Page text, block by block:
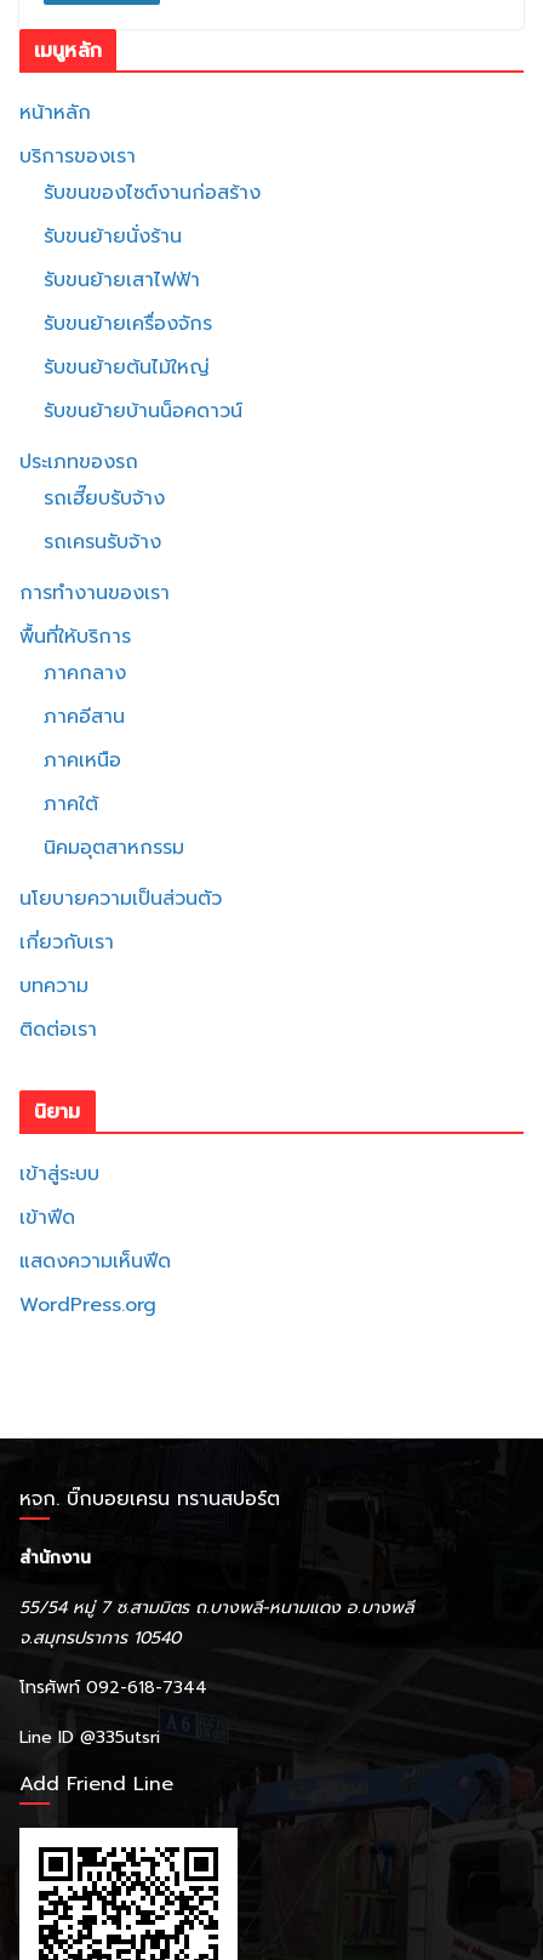
เมนูหลัก
หน้าหลัก
บริการของเรา
รับขนของไซต์งานก่อสร้าง
รับขนย้ายนั่งร้าน
รับขนย้ายเสาไฟฟ้า
รับขนย้ายเครื่องจักร
รับขนย้ายต้นไม้ใหญ่
รับขนย้ายบ้านน็อคดาวน์
ประเภทของรถ
รถเฮี๊ยบรับจ้าง
รถเครนรับจ้าง
การทำงานของเรา
พื้นที่ให้บริการ
ภาคกลาง
ภาคอีสาน
ภาคเหนือ
ภาคใต้
นิคมอุตสาหกรรม
นโยบายความเป็นส่วนตัว
เกี่ยวกับเรา
บทความ
ติดต่อเรา
นิยาม
เข้าสู่ระบบ
เข้าฟีด
แสดงความเห็นฟีด
WordPress.org
หจก. บิ๊กบอยเครน ทรานสปอร์ต
สำนักงาน
55/54 หมู่ 7 ซ.สามมิตร ถ.บางพลี-หนามแดง อ.บางพลี
จ.สมุทรปราการ 10540
โทรศัพท์ 092-618-7344
Line ID@335utsri
Add Friend Line